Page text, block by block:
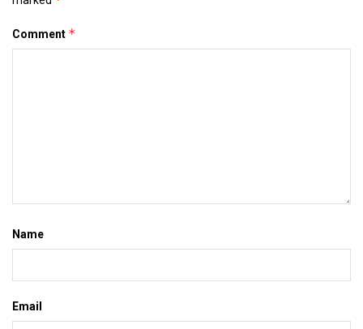
Comment *
Name
Email